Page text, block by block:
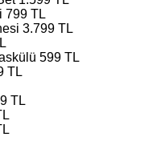
799 TL
3.799 TL
599 TL
TL
TL